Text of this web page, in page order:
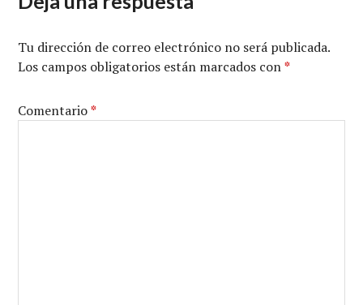
Tu dirección de correo electrónico no será publicada.
Los campos obligatorios están marcados con*
Comentario*